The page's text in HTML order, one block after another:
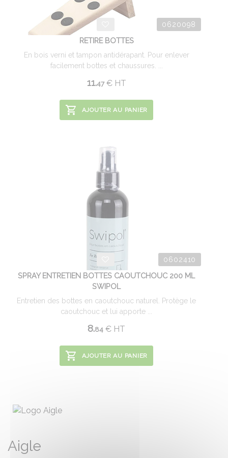
0620098
RETIRE BOTTES
En bois verni et tampon antidérapant. Pour enlever
facilement bottes et chaussures. ...
11.47 €HT
AJOUTER AU PANIER
0602410
SPRAY ENTRETIEN BOTTES CAOUTCHOUC 200 ML
SWIPOL
Entretien des bottes en caoutchouc naturel. Protège le
caoutchouc et lui apporte ...
8.84 € HT
AJOUTER AU PANIER
Aigle